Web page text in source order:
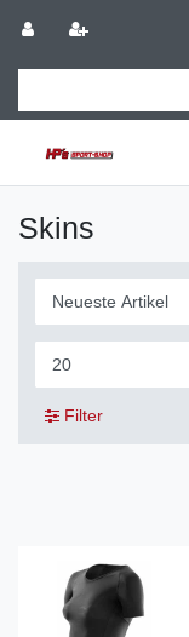
Skins
Filter